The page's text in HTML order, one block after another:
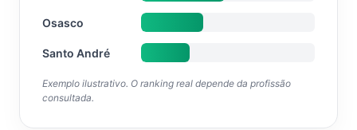
Osasco
Santo André
Exemplo ilustrativo. O ranking real depende da profissão
consultada.